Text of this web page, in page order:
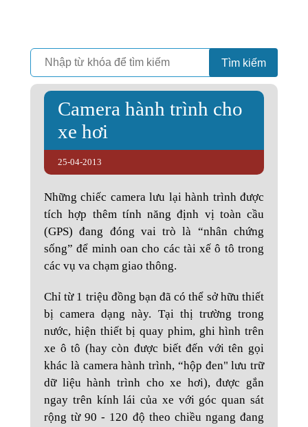
Vinh Phát Cần Thơ Tìm kiếm
Camera hành trình cho
xe hơi
25-04-2013
Những chiếc camera lưu lại hành trình được
tích hợp thêm tính năng định vị toàn cầu
(GPS) đang đóng vai trò là “nhân chứng
sống” để minh oan cho các tài xế ô tô trong
các vụ va chạm giao thông.
Chỉ từ 1 triệu đồng bạn đã có thể sở hữu thiết
bị camera dạng này. Tại thị trường trong
nước, hiện thiết bị quay phim, ghi hình trên
xe ô tô (hay còn được biết đến với tên gọi
khác là camera hành trình, “hộp đen" lưu trữ
dữ liệu hành trình cho xe hơi), được gắn
ngay trên kính lái của xe với góc quan sát
rộng từ 90 - 120 độ theo chiều ngang đang